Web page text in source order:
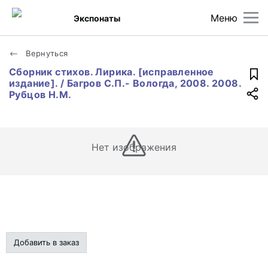
Меню
Экспонаты
Вернуться
Сборник стихов. Лирика. [исправленное
издание]. / Багров С.П.- Вологда, 2008. 2008.
Рубцов Н.М.
Нет изображения
Добавить в заказ